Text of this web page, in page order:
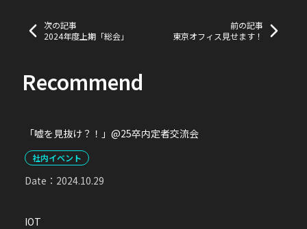
次の記事
2024年度上期「総会」
前の記事
東京オフィス見せます！
Recommend
「嘘を見抜け？！」@25卒内定者交流会
社内イベント
Date： 2024.10.29
IOT